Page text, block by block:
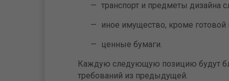
транспорт и предметы
иное имущество, кроме
ценные бумаги.
Каждую следующую позицию будут
требований из предыдущей.